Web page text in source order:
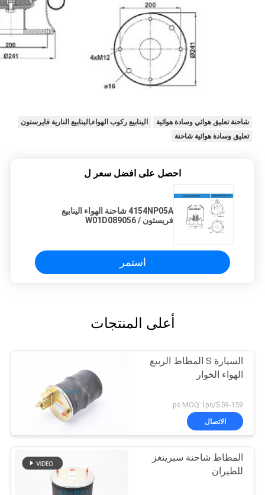
شاحنة تعليق هوائي وسادة هوائية
الينابيع ركوب الهواء,الينابيع النارية فايرستون
تعليق وسادة هوائية شاحنة
احصل على افضل سعر ل
4154NP05A شاحنة الهواء الينابيع
فريستون W01D089056 /
استمر
أعلى المنتجات
السيارة S المطاط الربيع
الهواء الخوار
$59-159/pc MOQ:1pc
الاتصال
المطاط شاحنة سبرينغز
للطيران